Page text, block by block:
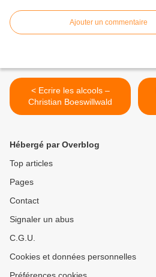
Ajouter un commentaire
< Ecrire les alcools –
Christian Boeswillwald
Hébergé par Overblog
Top articles
Pages
Contact
Signaler un abus
C.G.U.
Cookies et données personnelles